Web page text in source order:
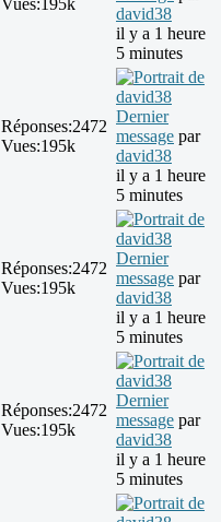
Vues:195k
david38
il y a 1 heure
5 minutes
Réponses:2472
Vues:195k
Dernier
message par
david38
il y a 1 heure
5 minutes
Réponses:2472
Vues:195k
Dernier
message par
david38
il y a 1 heure
5 minutes
Réponses:2472
Vues:195k
Dernier
message par
david38
il y a 1 heure
5 minutes